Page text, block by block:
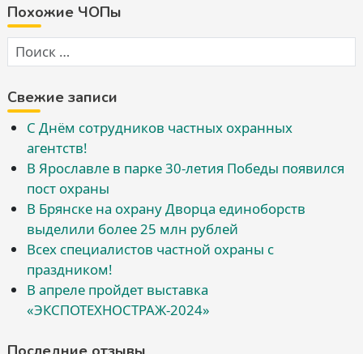
Похожие ЧОПы
Свежие записи
С Днём сотрудников частных охранных
агентств!
В Ярославле в парке 30-летия Победы появился
пост охраны
В Брянске на охрану Дворца единоборств
выделили более 25 млн рублей
Всех специалистов частной охраны с
праздником!
В апреле пройдет выставка
«ЭКСПОТЕХНОСТРАЖ-2024»